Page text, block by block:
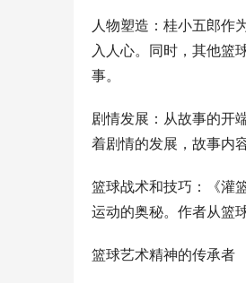
人物塑造：桂小五郎作
入人心。同时，其他篮
事。
剧情发展：从故事的开
着剧情的发展，故事内
篮球战术和技巧：《灌
运动的奥秘。作者从篮
篮球艺术精神的传承者